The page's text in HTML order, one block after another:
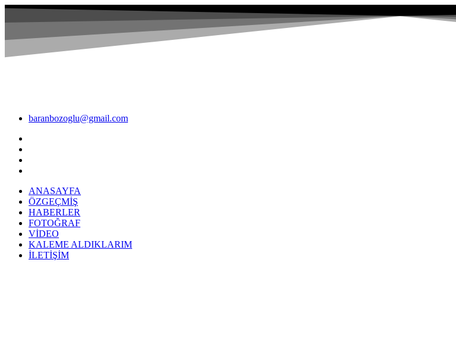
baranbozoglu@gmail.com
ANASAYFA
ÖZGEÇMİŞ
HABERLER
FOTOĞRAF
VİDEO
KALEME ALDIKLARIM
İLETİŞİM